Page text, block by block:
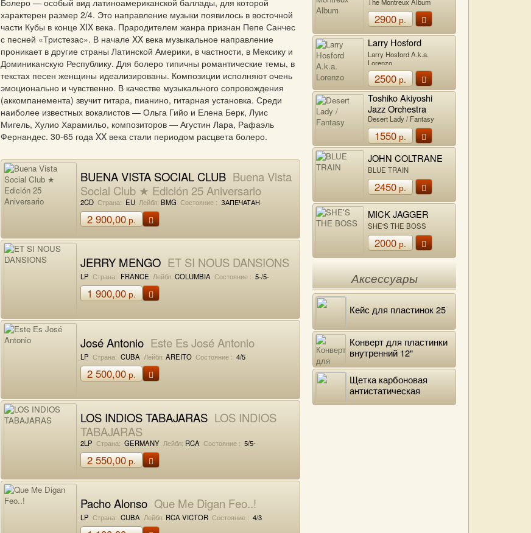
Болеро — особый вид латиноамериканской баллады, для которой
характерен размер 2/4. Это направление музыки появилось в восточной
части Кубы в конце XIX века. Прародителем жанра признан Пепе Санчес
с песней «Тристезас». В начале XX века музыкальное направление
проникает в другие страны Латинской Америки, в частности, в Мексику и
Доминиканскую Республику. Для болеро типичны романтические темы, в
текстах песен женщины идеализированы. Композиции исполняют очень
эмоционально и чувственно. В качестве музыкального сопровождения
(аккомпанемента) звучит гитара, пианино, гитарная установка. Среди
наиболее известных вокалистов — Ольга Гийо и Елена Берк, Луис
Мигель, Хулио Харамильо, композиторов — Агустин Лара, Рафаэль
Фернандес. 30-65 года XX века стали периодом расцвета болеро.
BUENA VISTA SOCIAL CLUB Buena Vista
Social Club ★ Edición 25 Aniversario
2CD Страна: EU Лейбл: BMG Состояние : ЗАПЕЧАТАН
2 900,00р.
JERRY MENGO ET SI NOUS DANSIONS
LP Страна: FRANCE Лейбл: COLUMBIA Состояние : 5-/5-
1 900,00р.
José Antonio Este Es José Antonio
LP Страна: CUBA Лейбл: AREITO Состояние : 4/5
2 500,00р.
LOS INDIOS TABAJARAS LOS INDIOS
TABAJARAS
2LP Страна: GERMANY Лейбл: RCA Состояние : 5/5-
2 550,00р.
Pacho Alonso Que Me Digan Feo..!
LP Страна: CUBA Лейбл: RCA VICTOR Состояние : 4/3
2900р.
Larry Hosford
Larry Hosford A.k.a.
Lorenzo
2500р.
Toshiko Akiyoshi
Jazz Orchestra
Featuring Lew
Tabackin
Desert Lady / Fantasy
1550р.
JOHN COLTRANE
BLUE TRAIN
2450р.
MICK JAGGER
SHE'S THE BOSS
2000р.
Аксессуары
Кейс для пластинок 25
Конверт для пластинки
внутренний 12"
Щетка карбоновая
антистатическая